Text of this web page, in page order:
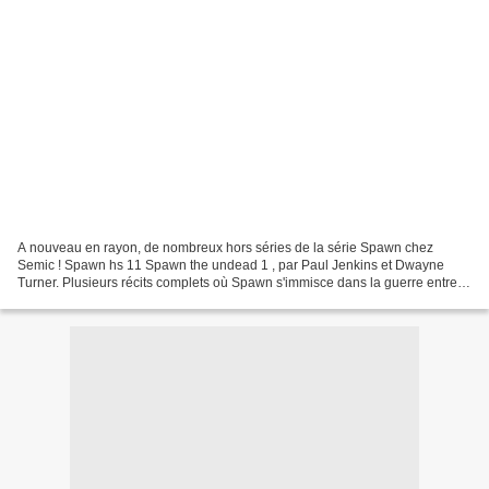
A nouveau en rayon, de nombreux hors séries de la série Spawn chez
Semic ! Spawn hs 11 Spawn the undead 1 , par Paul Jenkins et Dwayne
Turner. Plusieurs récits complets où Spawn s'immisce dans la guerre entre